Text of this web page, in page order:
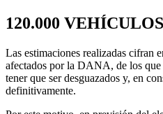
120.000 VEHÍCULOS
Las estimaciones realizadas cifran
afectados por la DANA, de los
tener que ser desguazados y, en
definitivamente.